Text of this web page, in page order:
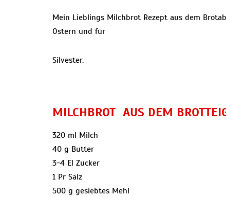
Mein Lieblings Milchbrot Rezept aus dem
Ostern und für
Silvester.
MILCHBROT AUS DEM
320 ml Milch
40 g Butter
3-4 El Zucker
1 Pr Salz
500 g gesiebtes Mehl